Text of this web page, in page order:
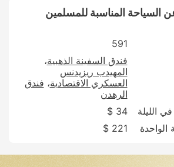
السياحة المناسبة للمسلمين
591
فندق السفينة الذهبية
المهيدب ريزيدنس
العسكري الاقتصادية فندق
الرهدن
الليلة
34 $
221 $